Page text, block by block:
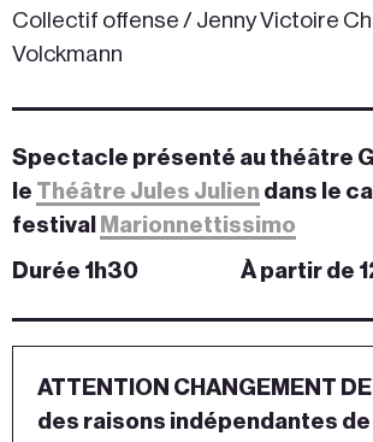
Collectif offense / Jenny Victoire
Volckmann
Spectacle présenté au théâtre
le Théâtre Jules Julien dans le
festival
Marionnettissimo
Durée 1h30
À partir de
ATTENTION CHANGEMENT
des raisons indépendantes